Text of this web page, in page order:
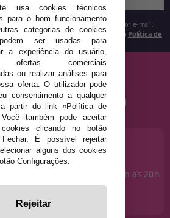
exclusivos, novidades e tendências por e-mail.
momento, conforme estipulado na Política de
DE AJUDA?
915 793 695
das 10h às 14h e das 17h às 20h
das 10h às 14h.
usa cookies técnicos
para o bom funcionamento
categorias de cookies
ser usadas para
a experiência do usuário,
ofertas comerciais
ou realizar análises para
oferta. O utilizador pode
consentimento a qualquer
a partir do link «Política de
também pode aceitar
clicando no botão
É possível rejeitar
alguns dos cookies
Configurações.
Rejeitar